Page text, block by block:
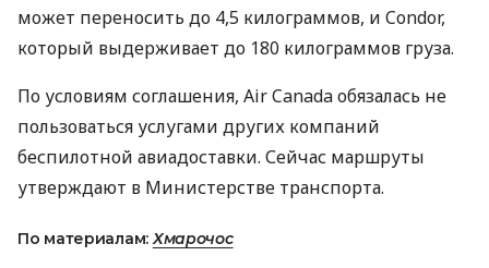
может переносить до 4,5 килограммов, и Condor,
который выдерживает до 180 килограммов груза.
По условиям соглашения, Air Canada обязалась не
пользоваться услугами других компаний
беспилотной авиадоставки. Сейчас маршруты
утверждают в Министерстве транспорта.
По материалам:Хмарочос